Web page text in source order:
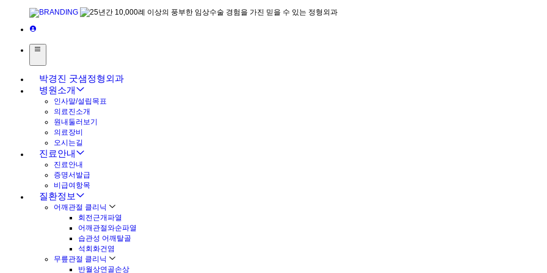
박경진 굿샘정형외과
병원소개
인사말/설립목표
의료진소개
원내둘러보기
의료장비
오시는길
진료안내
진료안내
증명서발급
비급여항목
질환정보
어깨관절 클리닉
회전근개파열
어깨관절와순파열
습관성 어깨탈골
석회화건염
무릎관절 클리닉
반월상연골손상